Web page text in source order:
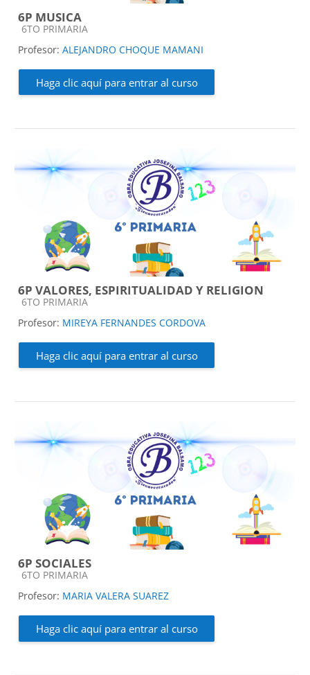
6P MUSICA
Categoría de cursos
6TO PRIMARIA
Profesor: ALEJANDRO CHOQUE MAMANI
Haga clic aquí para entrar al curso
6P VALORES, ESPIRITUALIDAD Y RELIGION
Categoría de cursos
6TO PRIMARIA
Profesor: MIREYA FERNANDES CORDOVA
Haga clic aquí para entrar al curso
6P SOCIALES
Categoría de cursos
6TO PRIMARIA
Profesor: MARIA VALERA SUAREZ
Haga clic aquí para entrar al curso